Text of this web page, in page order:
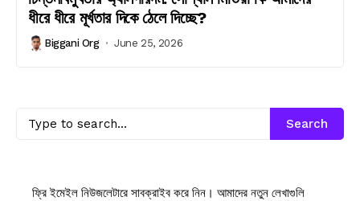
ধীরে ধীরে মূর্খতার দিকে ঠেলে দিচ্ছে?
Biggani Org June 25, 2026
Search
ফ্রি ইমেইল নিউজলেটারে সাবক্রাইব করে নিন। আমাদের নতুন লেখাগুলি